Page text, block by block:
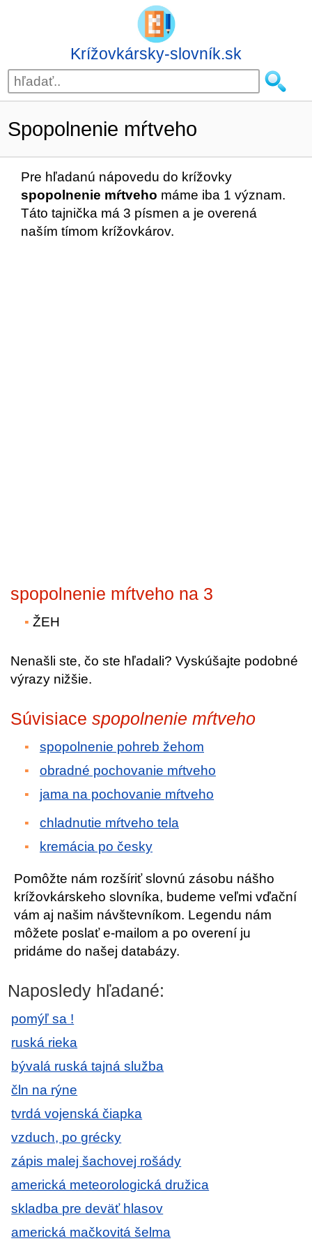
Krížovkársky-slovník.sk
Spopolnenie mŕtveho
Pre hľadanú nápovedu do krížovky
spopolnenie mŕtveho máme iba 1 význam.
Táto tajnička má 3 písmen a je overená
naším tímom krížovkárov.
spopolnenie mŕtveho na 3
ŽEH
Nenašli ste, čo ste hľadali? Vyskúšajte podobné
výrazy nižšie.
Súvisiace spopolnenie mŕtveho
spopolnenie pohreb žehom
obradné pochovanie mŕtveho
jama na pochovanie mŕtveho
chladnutie mŕtveho tela
kremácia po česky
Pomôžte nám rozšíriť slovnú zásobu nášho
krížovkárskeho slovníka, budeme veľmi vďační
vám aj našim návštevníkom. Legendu nám
môžete poslať e-mailom a po overení ju
pridáme do našej databázy.
Naposledy hľadané:
pomýľ sa !
ruská rieka
bývalá ruská tajná služba
čln na rýne
tvrdá vojenská čiapka
vzduch, po grécky
zápis malej šachovej rošády
americká meteorologická družica
skladba pre deväť hlasov
americká mačkovitá šelma